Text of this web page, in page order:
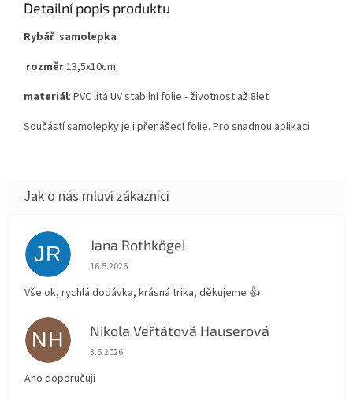
Detailní popis produktu
Rybář samolepka
rozměr:13,5x10cm
materiál: PVC litá UV stabilní folie - životnost až 8let
Součástí samolepky je i přenášecí folie. Pro snadnou aplikaci
JR Jana Rothkögel
Hodnocení obchodu je 5 z 5 hvězdiček.
16.5.2026
Vše ok, rychlá dodávka, krásná trika, děkujeme 👍
NH Nikola Veřtátová Hauserová
Hodnocení obchodu je 5 z 5 hvězdiček.
3.5.2026
Ano doporučuji